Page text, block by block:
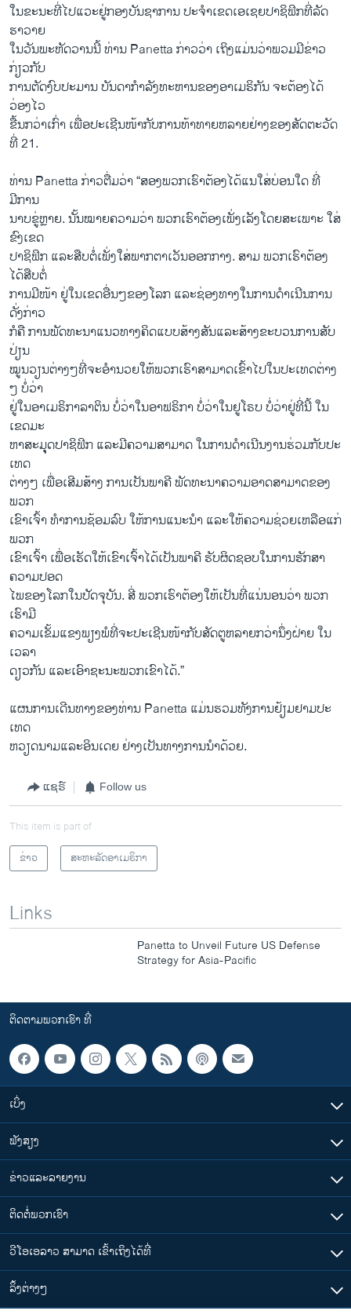
​ໃນ​ຂະນະ​ທີ່​ໄປແວະ​ຢູ່ກອງ​ບັນຊາ​ການ ປະຈຳເຂດເອ​ເຊຍ​ປາຊິຟິກທີ່​ລັດ​
ຮາ​ວາຍ
​ໃນ​ວັນ​ພະຫັດວານ​ນີ້ ທ່ານ Panetta ​ກ່າວ​ວ່າ ​ເຖິງ​ແມ່ນ​ວ່າ​ພວມມີ​ຂ່າວ​
ກ່ຽວ​ກັບ
ການ​ຕັດ​ງົບປະມານ ບັນດາກໍາລັງ​ທະຫານ​ຂອງອາ​ເມຣິກັນ ຈະ​ຕ້ອງ​ໄດ້​
ວ່ອງ​ໄວ​
ຂື້ນ​ກວ່າ​ເກົ່າ ​ເພື່ອ​ປະ​ເຊີນໜ້າ​ກັບ​ການ​ທ້າທາຍ​ຫລາຍ​ຢ່າງ​ຂອງສັດຕະ​ວັດ​
ທີ່ 21.
ທ່ານ Panetta ກ່າວ​ຕື່ມ​ວ່າ “ສອງພວກ​ເຮົາ​ຕ້ອງ​ໄດ້​ແນໃສ່​ບ່ອນໃດ ທີ່​
ມີການ
​ນາບ​ຂູ່ຫຼາຍ. ນັ້ນ​ໝາຍ​ຄວາມ​ວ່າ ພວກ​ເຮົາ​ຕ້ອງເພັ່ງ​ເລັງໂດຍ​ສະ​ເພາະ ໃສ່​
ຂົງເຂດ
ປາຊິ​ຟິກ ແລະ​ສື​ບຕໍ່ເພັ່ງ​ໃສ່​ພາກ​ຕາ​ເວັນ​ອອກ​ກາງ. ສາມ ພວກ​ເຮົາ​ຕ້ອງ​
ໄດ້ສືບ​ຕໍ່​
ການ​ມີໜ້າ ​ຢູ່​ໃນ​ເຂດ​ອື່ນໆຂອງ​ໂລກ ​ແລະຊ່ອງ​ທາງ​ໃນ​ການ​ດຳ​ເນີນ​ການ​
ດັ່ງກ່າວ
ກໍ​ຄື ​ການ​ພັດທະນາ​ແນວທາງ​ຄິດ​ແບບ​ສ້າງສັນ​ແລະ​ສ້າງຂະ​ບວນການ​ສັບ​
ປ່ຽນ
ໝູນວຽນຕ່າງໆທີ່​ຈະ​ອຳນວຍ​ໃຫ້​ພວກ​ເຮົາ​ສາມາດເຂົ້າໄປໃນ​ປະ​ເທດ​ຕ່າງ
ໆ ບໍ່​ວ່າ
​ຢູ່​ໃນອາ​ເມຣິກາລາ​ຕິນ ບໍ່​ວ່າໃນອາ​ຟຣິກາ ບໍ່​ວ່າໃນຢູ​ໂຣບ ບໍ່​ວ່າຢູ່​ທີ່​ນີ້​ ໃນ
ເຂດ​ມະ
ຫາ​ສະມຸຸດປາຊິ​ຟິກ ແລະ​ມີ​ຄວາມ​ສາມາດ ໃນ​ການ​ດຳ​ເນີນ​ງານ​ຮ່ວມ​ກັບປະ​
ເທດ
​ຕ່າງໆ ເພື່ອ​ເສີມ​ສ້າງ ການ​ເປັນ​ພາ​ຄີ ​ພັດທະນາ​ຄວາມ​ອາດ​ສາມາດ​ຂອງ​
ພວກ
​ເຂົາ​ເຈົ້າ ​ທຳ​ການຊ້ອມ​ລົບ ​ໃຫ້ການ​ແນະ​ນໍາ​ ແລະ​ໃຫ້​ຄວາມ​ຊ່ວຍ​ເຫລື​ອ​ແກ່​
ພວກ
​ເຂົາ​ເຈົ້າ ​ເພື່ອ​ເຮັດ​ໃຫ້​ເຂົາ​ເຈົ້າ​ໄດ້​ເປັນ​ພາຄີ ຮັບຜິດຊອບໃນ​ການ​ຮັກສາ​
ຄວາມ​ປອດ​
ໄພ​ຂອງ​ໂລກ​ໃນ​ປັດຈຸບັນ. ສີ່ ພວກ​ເຮົາ​ຕ້ອງ​ໃຫ້​ເປັນ​ທີ່​ແນ່ນອນ​ວ່າ ພວກ​
ເຮົາມີ
​ຄວາມເຂັ້ມແຂງ​ພຽງ​ພໍ​ທີ່​ຈະ​ປະ​ເຊີນ​ໜ້າ​ກັບ​ສັດ​ຕູຫລາຍ​ກວ່າ​ນຶ່ງຝ່າຍ ​ໃນ​
ເວລາ
​ດຽວ​ກັນ ​ແລະເອົາຊະນະ​ພວກ​ເຂົາ​ໄດ້.”
​ແຜນການ​ເດີນທາງ​ຂອງ​ທ່ານ Panetta ​ແມ່ນ​ຮວມທັງ​ການ​ຢ້ຽມຢາມ​ປະ​
ເທດ
ຫວຽດນາມ​ແລະ​ອິນ​ເດຍ ຢ່າງ​ເປັນ​ທາງ​ການ​ນຳ​ດ້ວຍ.
ແຊຣ໌ Follow us
This item is part of
ຂ່າວ
ສະຫະລັດອາເມຣິກາ
Links
Panetta to Unveil Future US Defense
Strategy for Asia-Pacific
ຕິດຕາມພວກເຮົາ ທີ່
ເບິ່ງ
ຟັງສຽງ
ຂ່າວແລະລາຍງານ
ຕິດຕໍ່ພວກເຮົາ
ວີໂອເອລາວ ສາມາດ ເຂົ້າເຖິງໄດ້ທີ່
​ລິ້ງ​ຕ່າງໆ